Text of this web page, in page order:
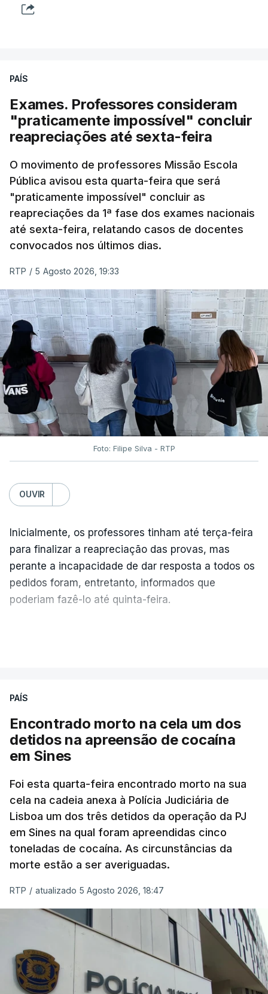
PAÍS
Exames. Professores consideram
"praticamente impossível" concluir
reapreciações até sexta-feira
O movimento de professores Missão Escola
Pública avisou esta quarta-feira que será
"praticamente impossível" concluir as
reapreciações da 1ª fase dos exames nacionais
até sexta-feira, relatando casos de docentes
convocados nos últimos dias.
RTP / 5 Agosto 2026, 19:33
Foto: Filipe Silva - RTP
OUVIR
Inicialmente, os professores tinham até terça-feira
para finalizar a reapreciação das provas, mas
perante a incapacidade de dar resposta a todos os
pedidos foram, entretanto, informados que
poderiam fazê-lo até quinta-feira.
No domingo, estavam concluídos cerca de 50 por
cento dos mais de 20 mil pedidos de reapreciação,
mas Cristina Mota, porta-voz da Missão Escola
Pública, tem dúvidas de que o processo esteja
"Durante o fim de semana e nos últimos dias,
apercebamo-nos que ainda estão a ser
convocados professores para reapreciações"
disse a professora à agência Lusa."Será
praticamente impossível termos a totalidade
Segundo os docentes, o processo de reapreciação
está a enfrentar vários constrangimentos. Há
casos em que faltam os modelos preenchidos
pelos alunos com a alegação justificativa para o
pedido de reapreciação, ou os documentos que os
PAÍS
Encontrado morto na cela um dos
detidos na apreensão de cocaína
em Sines
Foi esta quarta-feira encontrado morto na sua
cela na cadeia anexa à Polícia Judiciária de
Lisboa um dos três detidos da operação da PJ
em Sines na qual foram apreendidas cinco
toneladas de cocaína. As circunstâncias da
morte estão a ser averiguadas.
RTP / atualizado 5 Agosto 2026, 18:47